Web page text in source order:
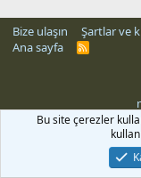
Bize ulaşın Şartlar ve
Ana sayfa
R
Bu site çerezler